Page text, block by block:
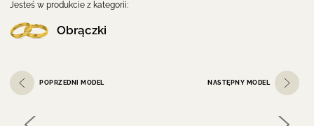
Jesteś w produkcie z kategorii:
Obrączki
POPRZEDNI MODEL NASTĘPNY MODEL